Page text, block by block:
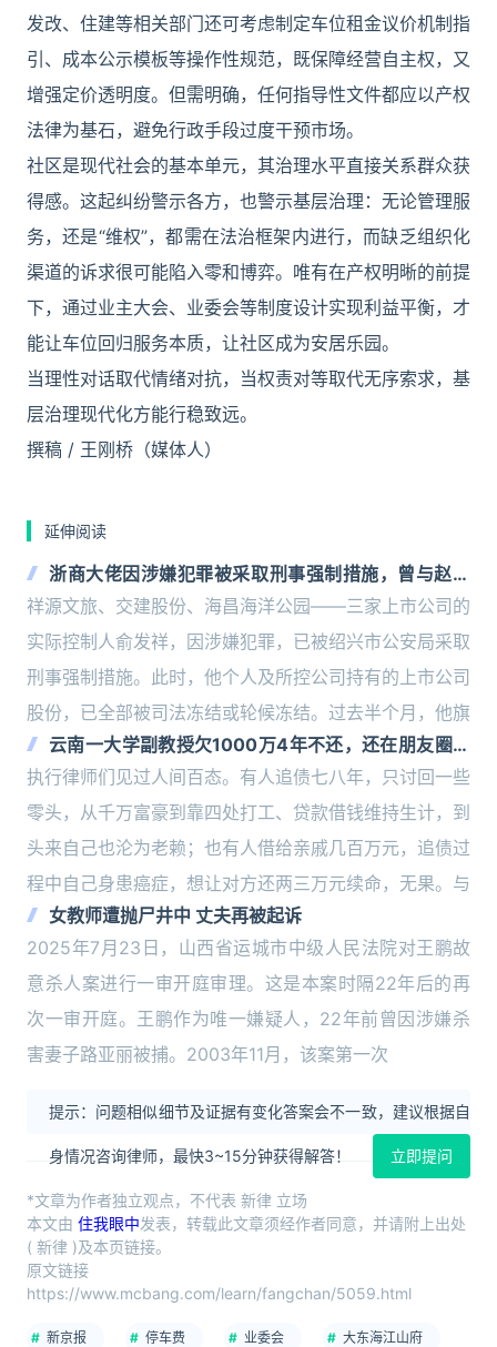
发改、住建等相关部门还可考虑制定车位租金议价机制指
引、成本公示模板等操作性规范，既保障经营自主权，又
增强定价透明度。但需明确，任何指导性文件都应以产权
法律为基石，避免行政手段过度干预市场。
社区是现代社会的基本单元，其治理水平直接关系群众获
得感。这起纠纷警示各方，也警示基层治理：无论管理服
务，还是“维权”，都需在法治框架内进行，而缺乏组织化
渠道的诉求很可能陷入零和博弈。唯有在产权明晰的前提
下，通过业主大会、业委会等制度设计实现利益平衡，才
能让车位回归服务本质，让社区成为安居乐园。
当理性对话取代情绪对抗，当权责对等取代无序索求，基
层治理现代化方能行稳致远。
撰稿 / 王刚桥（媒体人）
延伸阅读
浙商大佬因涉嫌犯罪被采取刑事强制措施，曾与赵薇
有交集
祥源文旅、交建股份、海昌海洋公园——三家上市公司的
实际控制人俞发祥，因涉嫌犯罪，已被绍兴市公安局采取
刑事强制措施。此时，他个人及所控公司持有的上市公司
股份，已全部被司法冻结或轮候冻结。过去半个月，他旗
云南一大学副教授欠1000万4年不还，还在朋友圈晒
旅游，债主患癌求“救命钱”
执行律师们见过人间百态。有人追债七八年，只讨回一些
零头，从千万富豪到靠四处打工、贷款借钱维持生计，到
头来自己也沦为老赖；也有人借给亲戚几百万元，追债过
程中自己身患癌症，想让对方还两三万元续命，无果。与
女教师遭抛尸井中 丈夫再被起诉
2025年7月23日，山西省运城市中级人民法院对王鹏故
意杀人案进行一审开庭审理。这是本案时隔22年后的再
次一审开庭。王鹏作为唯一嫌疑人，22年前曾因涉嫌杀
害妻子路亚丽被捕。2003年11月，该案第一次
提示：问题相似细节及证据有变化答案会不一致，建议根据自
身情况咨询律师，最快3~15分钟获得解答！ 立即提问
*文章为作者独立观点，不代表 新律 立场
本文由 住我眼中发表，转载此文章须经作者同意，并请附上出处
( 新律 )及本页链接。
原文链接
https://www.mcbang.com/learn/fangchan/5059.html
新京报 停车费 业委会 大东海江山府